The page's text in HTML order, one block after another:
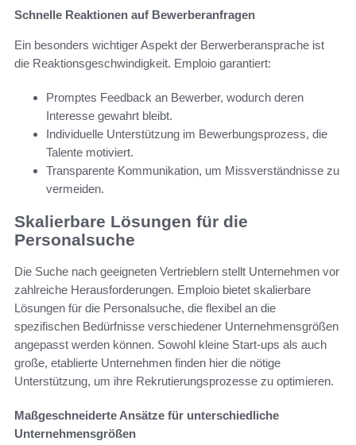
Schnelle Reaktionen auf Bewerberanfragen
Ein besonders wichtiger Aspekt der Berwerberansprache ist
die Reaktionsgeschwindigkeit. Emploio garantiert:
Promptes Feedback an Bewerber, wodurch deren
Interesse gewahrt bleibt.
Individuelle Unterstützung im Bewerbungsprozess, die
Talente motiviert.
Transparente Kommunikation, um Missverständnisse zu
vermeiden.
Skalierbare Lösungen für die
Personalsuche
Die Suche nach geeigneten Vertrieblern stellt Unternehmen vor
zahlreiche Herausforderungen. Emploio bietet skalierbare
Lösungen für die Personalsuche, die flexibel an die
spezifischen Bedürfnisse verschiedener Unternehmensgrößen
angepasst werden können. Sowohl kleine Start-ups als auch
große, etablierte Unternehmen finden hier die nötige
Unterstützung, um ihre Rekrutierungsprozesse zu optimieren.
Maßgeschneiderte Ansätze für unterschiedliche
Unternehmensgrößen